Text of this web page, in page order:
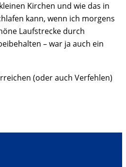
Kirchen und wie das in
kann, wenn ich morgens
Laufstrecke durch
– war ja auch ein
(oder auch Verfehlen)